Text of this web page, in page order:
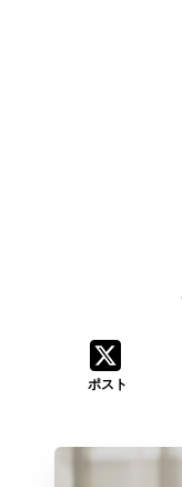
ポスト